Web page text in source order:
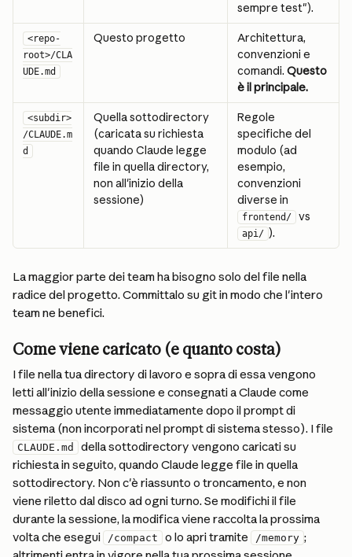
sempre test").
<repo-
root>/CLA
UDE.md
Questo progetto
Architettura,
convenzioni e
comandi. Questo
è il principale.
<subdir>
/CLAUDE.m
d
Quella sottodirectory
(caricata su richiesta
quando Claude legge
file in quella directory,
non all'inizio della
sessione)
Regole
specifiche del
modulo (ad
esempio,
convenzioni
diverse in
frontend/ vs
api/ ).
La maggior parte dei team ha bisogno solo del file nella
radice del progetto. Committalo su git in modo che l'intero
team ne benefici.
Come viene caricato (e quanto costa)
I file nella tua directory di lavoro e sopra di essa vengono
letti all'inizio della sessione e consegnati a Claude come
messaggio utente immediatamente dopo il prompt di
sistema (non incorporati nel prompt di sistema stesso). I file
CLAUDE.md
della sottodirectory vengono caricati su
richiesta in seguito, quando Claude legge file in quella
sottodirectory. Non c'è riassunto o troncamento, e non
viene riletto dal disco ad ogni turno. Se modifichi il file
durante la sessione, la modifica viene raccolta la prossima
volta che esegui
/compact o lo apri tramite /memory ;